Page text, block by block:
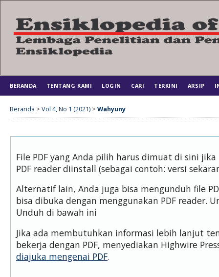
BERANDA TENTANG KAMI LOGIN CARI TERKINI ARSIP
Beranda > Vol 4, No 1 (2021) > Wahyuny
File PDF yang Anda pilih harus dimuat di sini
PDF reader diinstall (sebagai contoh: versi
Alternatif lain, Anda juga bisa mengunduh file
bisa dibuka dengan menggunakan PDF reader.
Unduh di bawah ini
Jika ada membutuhkan informasi lebih lanjut
bekerja dengan PDF, menyediakan Highwire
diajuka mengenai PDF.